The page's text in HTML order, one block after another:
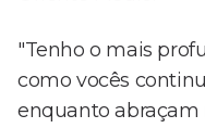
"Tenho o mais
como vocês
enquanto abraçam